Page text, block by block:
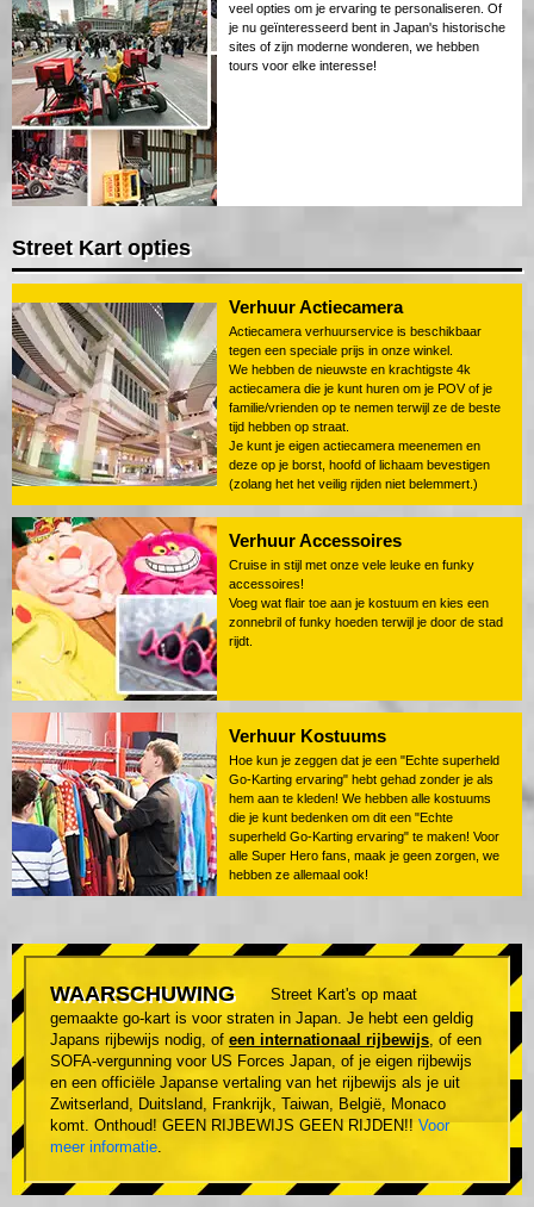
veel opties om je ervaring te personaliseren. Of
je nu geïnteresseerd bent in Japan's historische
sites of zijn moderne wonderen, we hebben
tours voor elke interesse!
Street Kart opties
Verhuur Actiecamera
Actiecamera verhuurservice is beschikbaar
tegen een speciale prijs in onze winkel.
We hebben de nieuwste en krachtigste 4k
actiecamera die je kunt huren om je POV of je
familie/vrienden op te nemen terwijl ze de beste
tijd hebben op straat.
Je kunt je eigen actiecamera meenemen en
deze op je borst, hoofd of lichaam bevestigen
(zolang het het veilig rijden niet belemmert.)
Verhuur Accessoires
Cruise in stijl met onze vele leuke en funky
accessoires!
Voeg wat flair toe aan je kostuum en kies een
zonnebril of funky hoeden terwijl je door de stad
rijdt.
Verhuur Kostuums
Hoe kun je zeggen dat je een "Echte superheld
Go-Karting ervaring" hebt gehad zonder je als
hem aan te kleden! We hebben alle kostuums
die je kunt bedenken om dit een "Echte
superheld Go-Karting ervaring" te maken! Voor
alle Super Hero fans, maak je geen zorgen, we
hebben ze allemaal ook!
WAARSCHUWING
Street Kart's op maat
gemaakte go-kart is voor straten in Japan. Je hebt een geldig
Japans rijbewijs nodig, of een internationaal rijbewijs, of een
SOFA-vergunning voor US Forces Japan, of je eigen rijbewijs
en een officiële Japanse vertaling van het rijbewijs als je uit
Zwitserland, Duitsland, Frankrijk, Taiwan, België, Monaco
komt. Onthoud! GEEN RIJBEWIJS GEEN RIJDEN!! Voor
meer informatie.